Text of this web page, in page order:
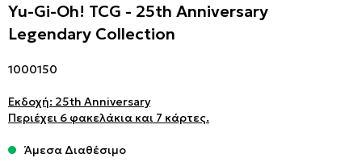
Yu-Gi-Oh! TCG - 25th Anniversary
Legendary Collection
1000150
Εκδοχή: 25th Anniversary
Περιέχει 6 φακελάκια και 7 κάρτες.
Άμεσα Διαθέσιμο